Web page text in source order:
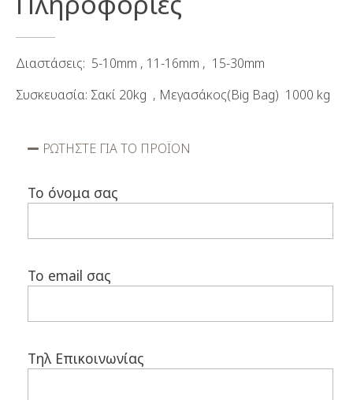
Διαστάσεις: 5-10mm , 11-16mm , 15-30mm
Συσκευασία: Σακί 20kg , Μεγασάκος(Big Bag) 1000 kg
ΡΩΤΗΣΤΕ ΓΙΑ ΤΟ ΠΡΟΪΟΝ
Το όνομα σας
Το email σας
Τηλ Επικοινωνίας